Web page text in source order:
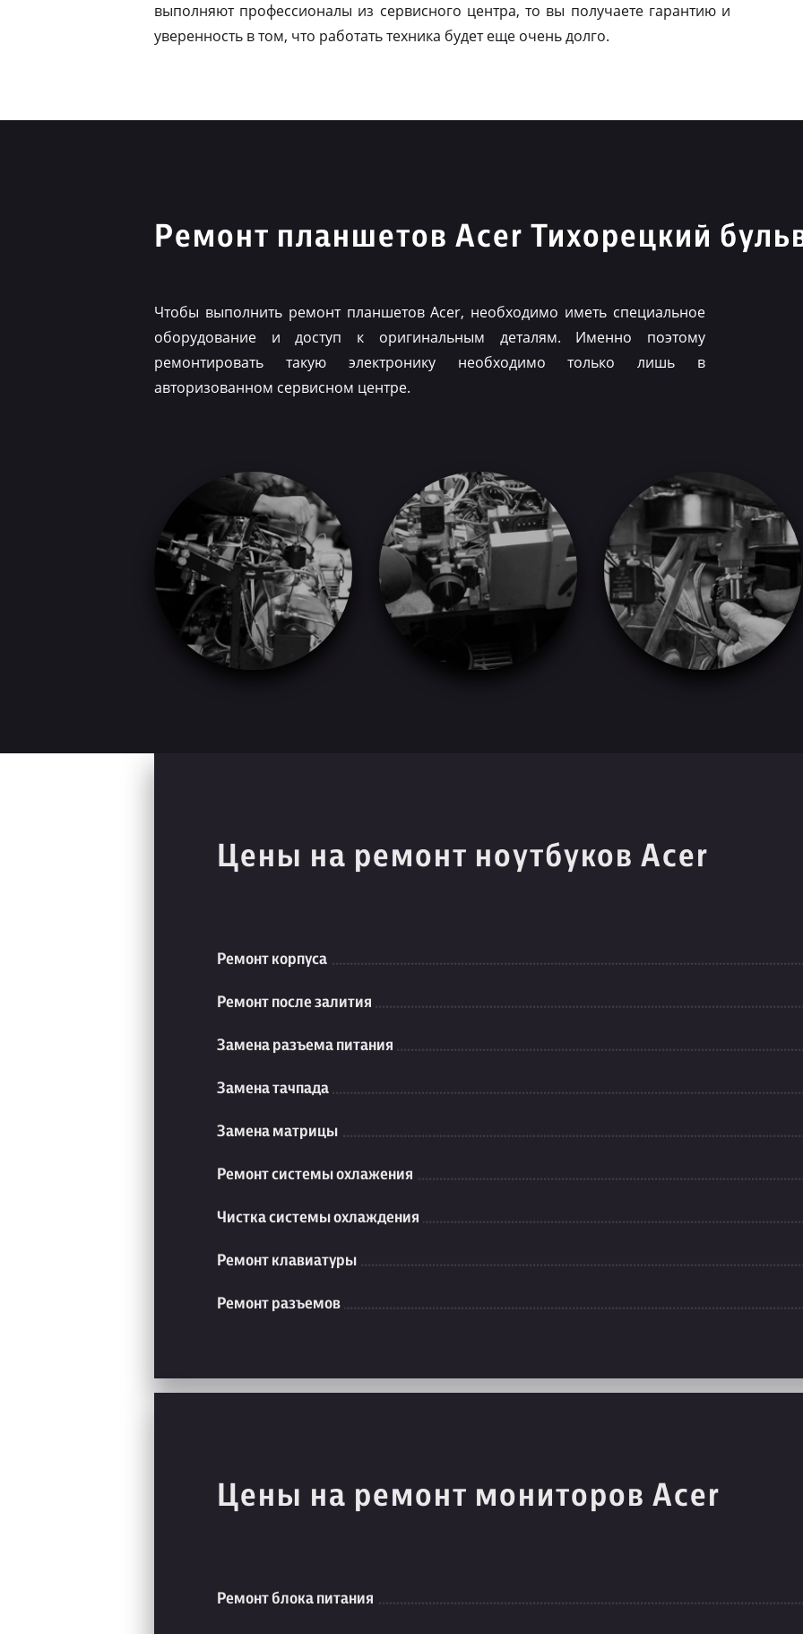
выполняют профессионалы из сервисного центра, то вы получаете гарантию и
уверенность в том, что работать техника будет еще очень долго.
Ремонт планшетов Acer Тихорецкий
Чтобы выполнить ремонт планшетов Acer, необходимо иметь специальное
оборудование и доступ к оригинальным деталям. Именно поэтому
ремонтировать такую электронику необходимо только лишь в
авторизованном сервисном центре.
Цены на ремонт ноутбуков Acer
Ремонт корпуса
Ремонт после залития
Замена разъема питания
Замена тачпада
Замена матрицы
Ремонт системы охлажения
Чистка системы охлаждения
Ремонт клавиатуры
Ремонт разъемов
Цены на ремонт мониторов Acer
Ремонт блока питания